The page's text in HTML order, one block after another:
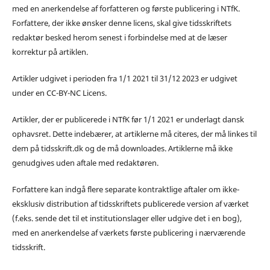
med en anerkendelse af forfatteren og første publicering i NTfK.
Forfattere, der ikke ønsker denne licens, skal give tidsskriftets
redaktør besked herom senest i forbindelse med at de læser
korrektur på artiklen.
Artikler udgivet i perioden fra 1/1 2021 til 31/12 2023 er udgivet
under en CC-BY-NC Licens.
Artikler, der er publicerede i NTfK før 1/1 2021 er underlagt dansk
ophavsret. Dette indebærer, at artiklerne må citeres, der må linkes til
dem på tidsskrift.dk og de må downloades. Artiklerne må ikke
genudgives uden aftale med redaktøren.
Forfattere kan indgå flere separate kontraktlige aftaler om ikke-
eksklusiv distribution af tidsskriftets publicerede version af værket
(f.eks. sende det til et institutionslager eller udgive det i en bog),
med en anerkendelse af værkets første publicering i nærværende
tidsskrift.